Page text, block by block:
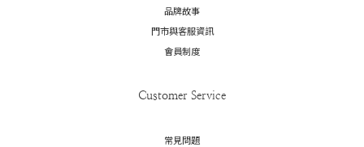
品牌故事
門市與客服資訊
會員制度
Customer Service
常見問題